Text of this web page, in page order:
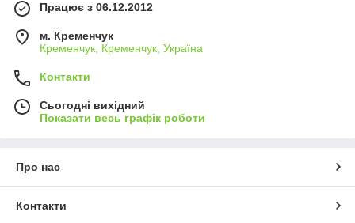
Працює з 06.12.2012
м. Кременчук
Кременчук, Кременчук, Україна
Контакти
Сьогодні вихідний
Показати весь графік роботи
Про нас
Контакти